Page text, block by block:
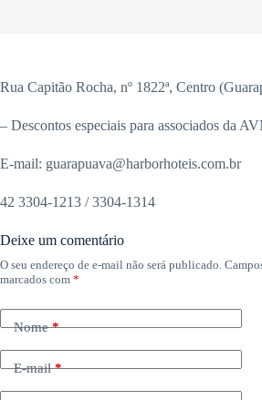
Rua Capitão Rocha, nº 1822ª, Centro
– Descontos especiais para associados da
E-mail: guarapuava@harborhoteis.com.br
42 3304-1213 / 3304-1314
Deixe um comentário
O seu endereço de e-mail não será publicado.
marcados com *
Nome*
E-mail*